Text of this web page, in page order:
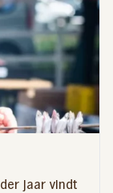
jaar vindt